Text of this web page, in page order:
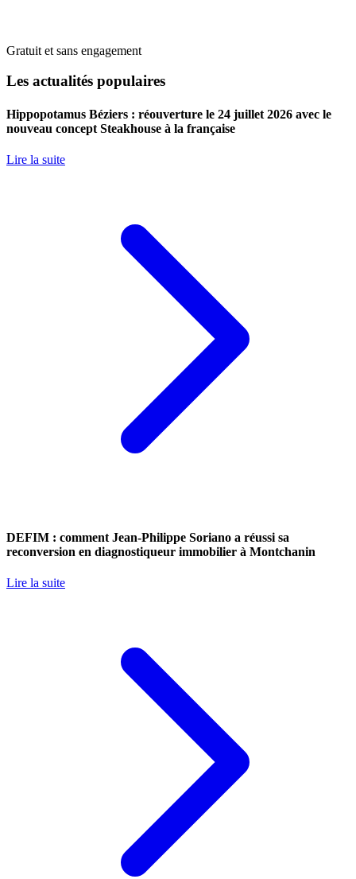
Gratuit et sans engagement
Les actualités populaires
Hippopotamus Béziers : réouverture le 24 juillet 2026 avec le
nouveau concept Steakhouse à la française
Lire la suite
DEFIM : comment Jean-Philippe Soriano a réussi sa
reconversion en diagnostiqueur immobilier à Montchanin
Lire la suite